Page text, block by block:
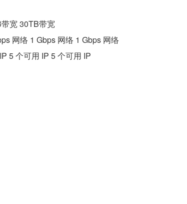
宽 30TB带宽
网络 1 Gbps 网络 1 Gbps 网络
5 个可用 IP 5 个可用 IP